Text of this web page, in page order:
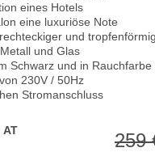
eines Hotels
eine luxuriöse Note
und
und Glas
Schwarz und in Rauchfarbe
230V / 50Hz
Stromanschluss
Klassifikation
259